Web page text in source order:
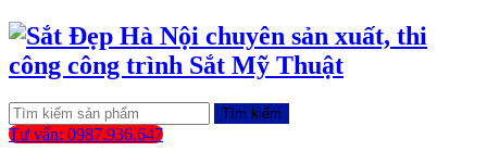
Tìm kiếm
Tư vấn: 0987.936.647